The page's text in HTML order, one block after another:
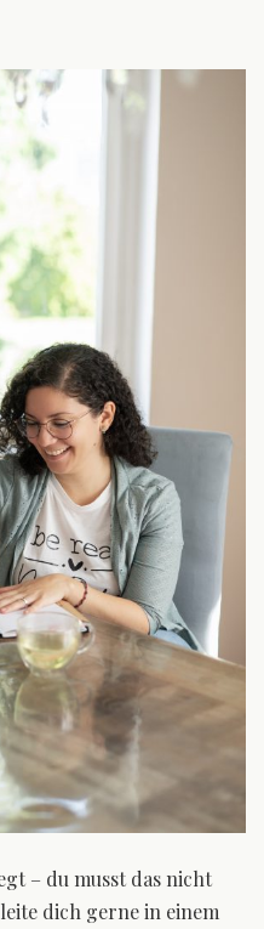
– du musst das nicht
dich gerne in einem